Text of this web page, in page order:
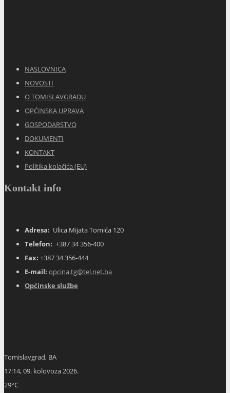
NASLOVNICA
NOVOSTI
O TOMISLAVGRADU
OPĆINSKA UPRAVA
GOSPODARSTVO
DOKUMENTI
KONTAKT
Politika kolačića (EU)
Kontakt info
Adresa: Ulica Mijata Tomića 120
Telefon: +387 34 356-400
Fax: +387 34 356-444
E-mail: opcina.tg@tel.net.ba
Općinske službe
Tomislavgrad, BA
17:14,09. kolovoza 2026.
29°C